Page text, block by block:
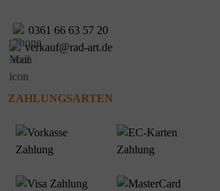
ZAHLUNGSARTEN
0361 66 63 57 20
verkauf@rad-art.de